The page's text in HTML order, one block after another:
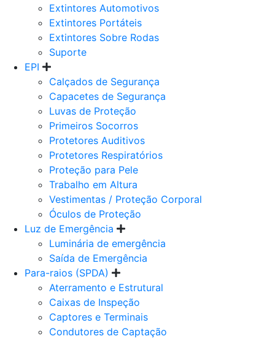
Extintores Automotivos
Extintores Portáteis
Extintores Sobre Rodas
Suporte
EPI
Calçados de Segurança
Capacetes de Segurança
Luvas de Proteção
Primeiros Socorros
Protetores Auditivos
Protetores Respiratórios
Proteção para Pele
Trabalho em Altura
Vestimentas / Proteção Corporal
Óculos de Proteção
Luz de Emergência
Luminária de emergência
Saída de Emergência
Para-raios (SPDA)
Aterramento e Estrutural
Caixas de Inspeção
Captores e Terminais
Condutores de Captação